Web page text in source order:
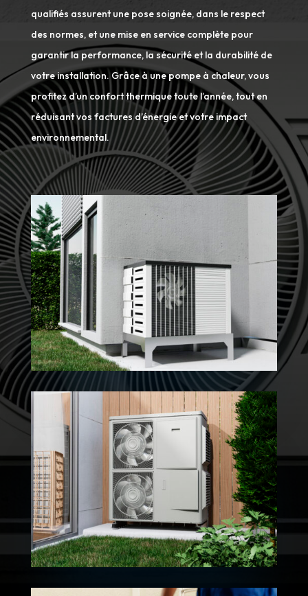
qualifiés assurent une pose soignée, dans le respect
des normes, et une mise en service complète pour
garantir la performance, la sécurité et la durabilité de
votre installation. Grâce à une pompe à chaleur, vous
profitez d’un confort thermique toute l’année, tout en
réduisant vos factures d’énergie et votre impact
environnemental.